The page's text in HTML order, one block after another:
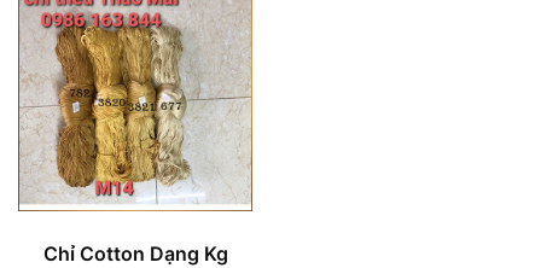
Chỉ Cotton Dạng Kg